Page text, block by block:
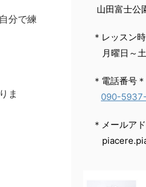
分で練
ま
山田富士公
＊レッスン時
月曜日～
‌ ＊電話番号＊
090-
＊メールア